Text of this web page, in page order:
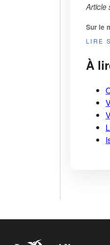
Article
Sur le
LIRE
À